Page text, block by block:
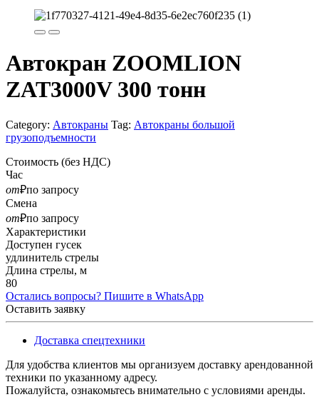
Автокран ZOOMLION
ZAT3000V 300 тонн
Category: Автокраны Tag: Автокраны большой
грузоподъемности
Стоимость (без НДС)
Час
от₽по запросу
Смена
от₽по запросу
Характеристики
Доступен гусек
удлинитель стрелы
Длина стрелы, м
80
Остались вопросы? Пишите в WhatsApp
Оставить заявку
Доставка спецтехники
Для удобства клиентов мы организуем доставку арендованной
техники по указанному адресу.
Пожалуйста, ознакомьтесь внимательно с условиями аренды.